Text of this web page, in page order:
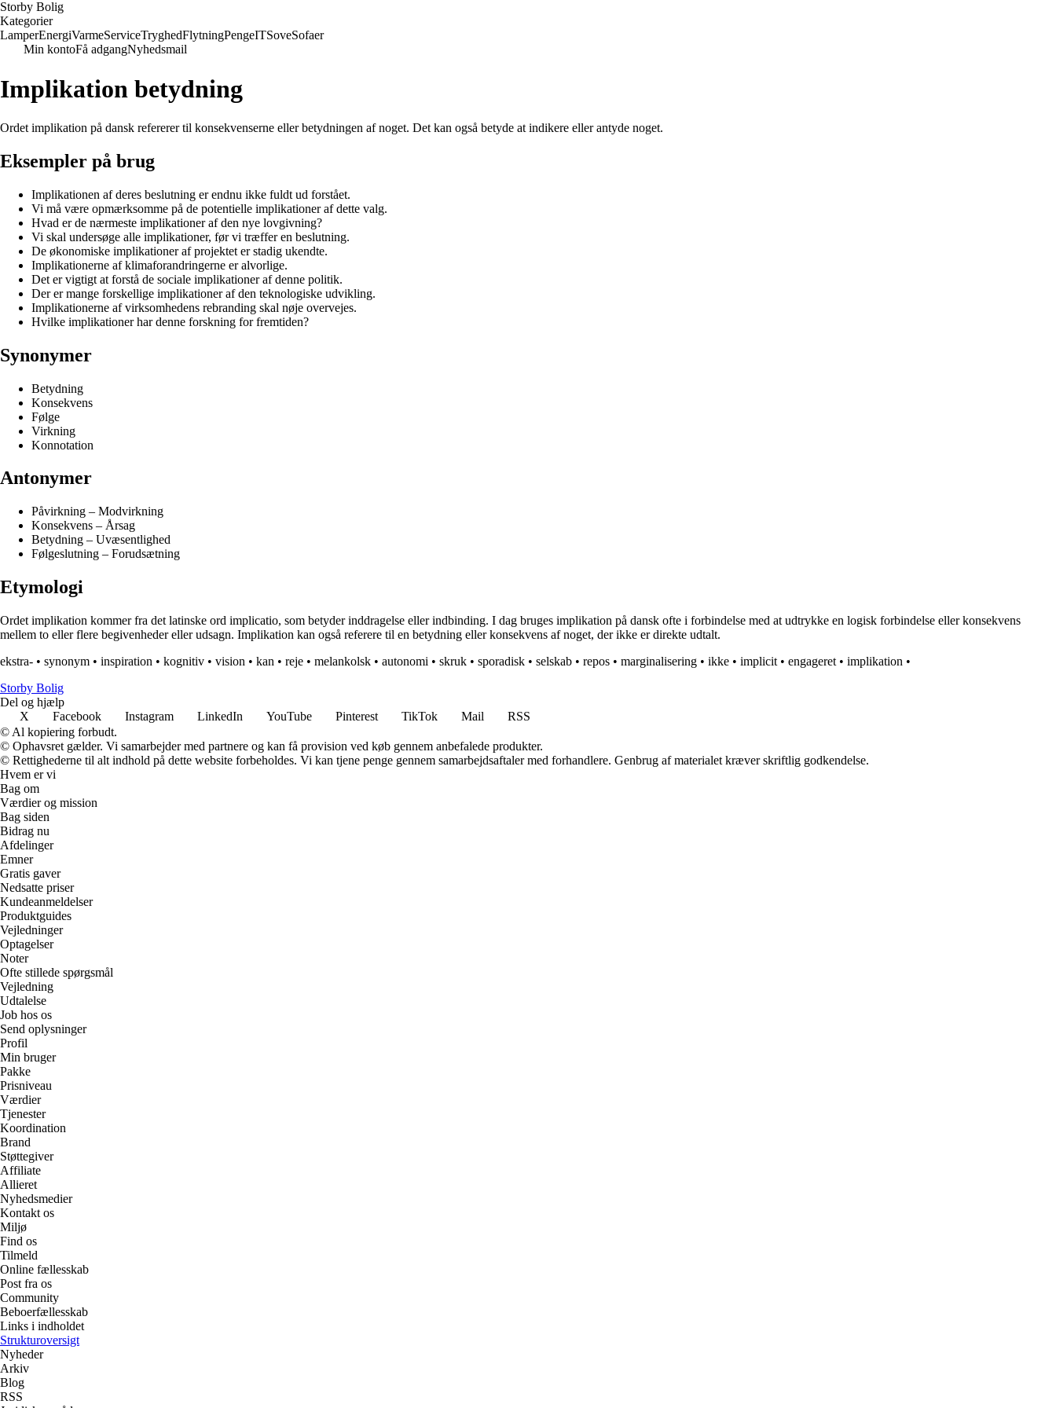
Storby Bolig
Kategorier
LamperEnergiVarmeServiceTryghedFlytningPengeITSoveSofaer
Min kontoFå adgangNyhedsmail
Implikation betydning
Ordet implikation på dansk refererer til konsekvenserne eller betydningen af noget. Det kan også betyde at indikere eller antyde noget.
Eksempler på brug
Implikationen af deres beslutning er endnu ikke fuldt ud forstået.
Vi må være opmærksomme på de potentielle implikationer af dette valg.
Hvad er de nærmeste implikationer af den nye lovgivning?
Vi skal undersøge alle implikationer, før vi træffer en beslutning.
De økonomiske implikationer af projektet er stadig ukendte.
Implikationerne af klimaforandringerne er alvorlige.
Det er vigtigt at forstå de sociale implikationer af denne politik.
Der er mange forskellige implikationer af den teknologiske udvikling.
Implikationerne af virksomhedens rebranding skal nøje overvejes.
Hvilke implikationer har denne forskning for fremtiden?
Synonymer
Betydning
Konsekvens
Følge
Virkning
Konnotation
Antonymer
Påvirkning – Modvirkning
Konsekvens – Årsag
Betydning – Uvæsentlighed
Følgeslutning – Forudsætning
Etymologi
Ordet implikation kommer fra det latinske ord implicatio, som betyder inddragelse eller indbinding. I dag bruges implikation på dansk ofte i forbindelse med at udtrykke en logisk forbindelse eller konsekvens
mellem to eller flere begivenheder eller udsagn. Implikation kan også referere til en betydning eller konsekvens af noget, der ikke er direkte udtalt.
ekstra- • synonym • inspiration • kognitiv • vision • kan • reje • melankolsk • autonomi • skruk • sporadisk • selskab • repos • marginalisering • ikke • implicit • engageret • implikation •
Storby Bolig
Del og hjælp
X
Facebook Instagram LinkedIn YouTube Pinterest TikTok Mail
RSS
© Al kopiering forbudt.
© Ophavsret gælder. Vi samarbejder med partnere og kan få provision ved køb gennem anbefalede produkter.
© Rettighederne til alt indhold på dette website forbeholdes. Vi kan tjene penge gennem samarbejdsaftaler med forhandlere. Genbrug af materialet kræver skriftlig godkendelse.
Hvem er vi
Bag om
Værdier og mission
Bag siden
Bidrag nu
Afdelinger
Emner
Gratis gaver
Nedsatte priser
Kundeanmeldelser
Produktguides
Vejledninger
Optagelser
Noter
Ofte stillede spørgsmål
Vejledning
Udtalelse
Job hos os
Send oplysninger
Profil
Min bruger
Pakke
Prisniveau
Værdier
Tjenester
Koordination
Brand
Støttegiver
Affiliate
Allieret
Nyhedsmedier
Kontakt os
Miljø
Find os
Tilmeld
Online fællesskab
Post fra os
Community
Beboerfællesskab
Links i indholdet
Strukturoversigt
Nyheder
Arkiv
Blog
RSS